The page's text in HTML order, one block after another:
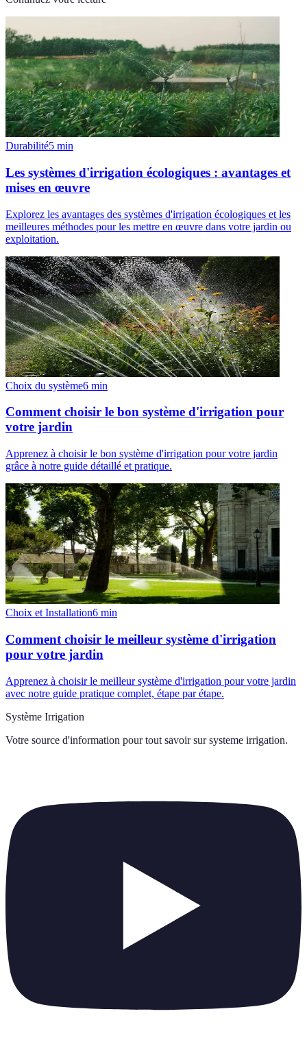
Durabilité5 min
Les systèmes d'irrigation écologiques : avantages et
mises en œuvre
Explorez les avantages des systèmes d'irrigation écologiques et les
meilleures méthodes pour les mettre en œuvre dans votre jardin ou
exploitation.
Choix du système6 min
Comment choisir le bon système d'irrigation pour
votre jardin
Apprenez à choisir le bon système d'irrigation pour votre jardin
grâce à notre guide détaillé et pratique.
Choix et Installation6 min
Comment choisir le meilleur système d'irrigation
pour votre jardin
Apprenez à choisir le meilleur système d'irrigation pour votre jardin
avec notre guide pratique complet, étape par étape.
Système Irrigation
Votre source d'information pour tout savoir sur systeme irrigation.